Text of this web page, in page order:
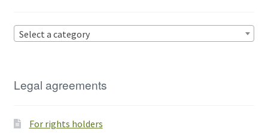
Select a category
Legal agreements
For rights holders